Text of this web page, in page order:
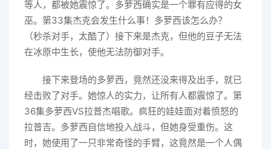
等人，都被她震惊了。多萝西确实是一个罪有应得的女
巫。第33集杰克会发生什么事！多萝西该怎么办？
（秒杀对手，太酷了）接下来是杰克，但他的豆子无法
在冰原中生长，使他无法防御对手。
接下来登场的多萝西，竟然还没来得及出手，就已
经击败了对手。她惊人的实力，让所有人都震惊了。第
36集多萝西VS拉普杰唱歌。疯狂的娃娃面对着愤怒的
拉普吉。多萝西自信地投入战斗，但她身受重伤。这
时，她使用了一只非常奇怪的手臂，这竟然是一个人偶